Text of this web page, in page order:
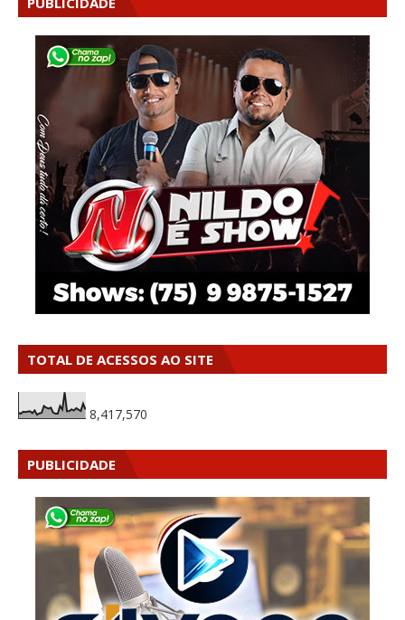
TOTAL DE ACESSOS AO SITE
8,417,570
PUBLICIDADE